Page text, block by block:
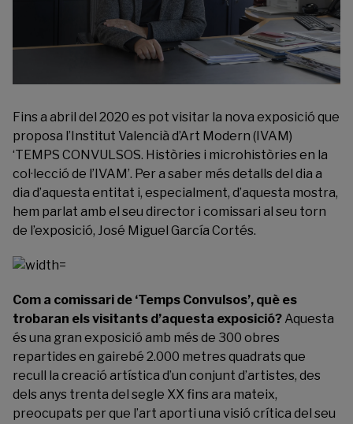
Fins a abril del 2020 es pot visitar la nova exposició que
proposa l’Institut Valencià d’Art Modern (IVAM)
‘TEMPS CONVULSOS. Històries i microhistòries en la
col·lecció de l’IVAM’. Per a saber més detalls del dia a
dia d’aquesta entitat i, especialment, d’aquesta mostra,
hem parlat amb el seu director i comissari al seu torn
de l’exposició, José Miguel García Cortés.
Com a comissari de ‘Temps Convulsos’, què es
trobaran els visitants d’aquesta exposició? Aquesta
és una gran exposició amb més de 300 obres
repartides en gairebé 2.000 metres quadrats que
recull la creació artística d’un conjunt d’artistes, des
dels anys trenta del segle XX fins ara mateix,
preocupats per que l’art aporti una visió crítica del seu